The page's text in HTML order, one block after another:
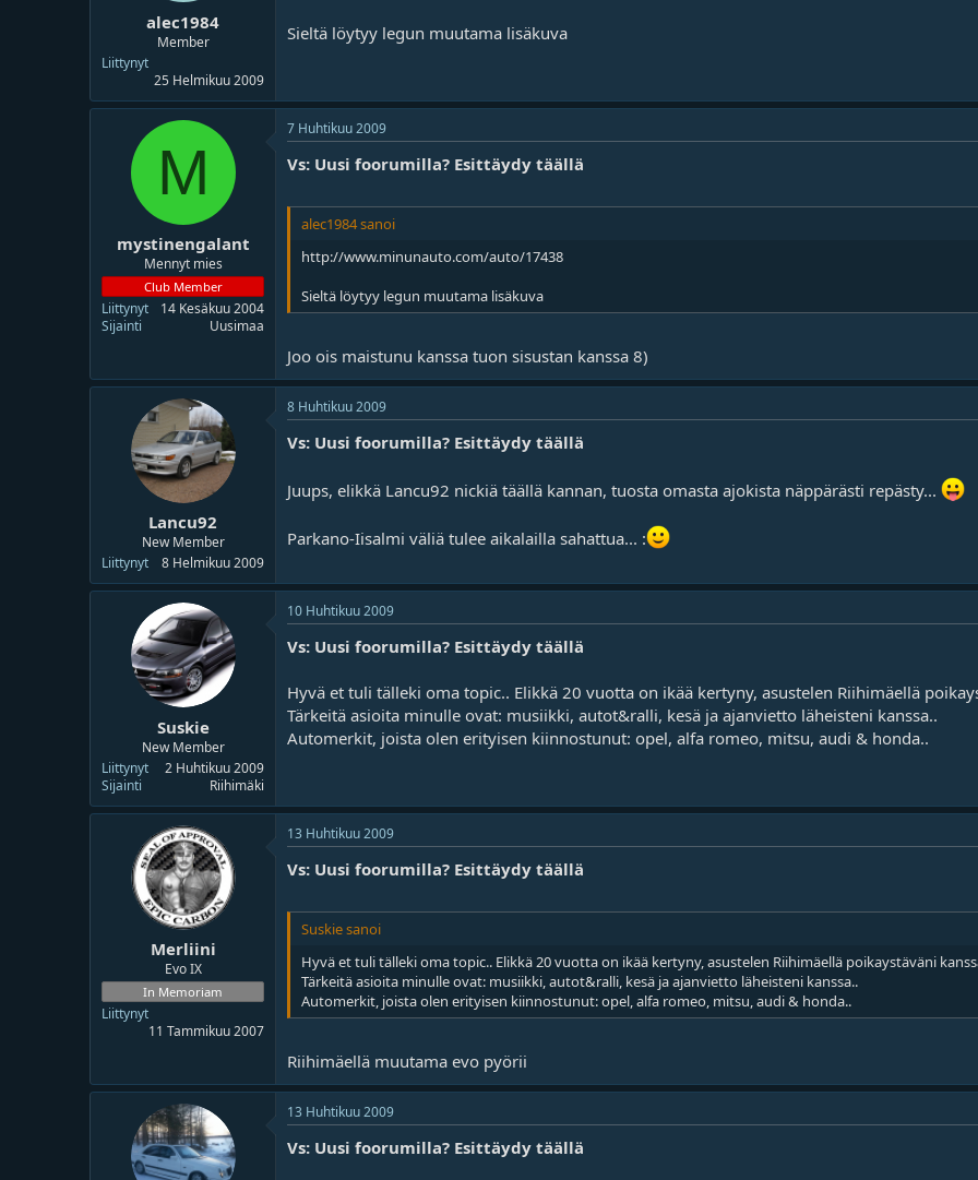
alec1984
Member
Liittynyt
25 Helmikuu 2009
Sieltä löytyy legun muutama lisäkuva
M
mystinengalant
Mennyt mies
Club Member
Liittynyt
14 Kesäkuu 2004
Sijainti
Uusimaa
7 Huhtikuu 2009
Vs: Uusi foorumilla? Esittäydy täällä
alec1984 sanoi
http://www.minunauto.com/auto/17438
Sieltä löytyy legun muutama lisäkuva
Joo ois maistunu kanssa tuon sisustan kanssa 8)
Lancu92
New Member
Liittynyt
8 Helmikuu 2009
8 Huhtikuu 2009
Vs: Uusi foorumilla? Esittäydy täällä
Juups, elikkä Lancu92 nickiä täällä kannan, tuosta omasta ajokista näppärästi repästy...
Parkano-Iisalmi väliä tulee aikalailla sahattua... :
Suskie
New Member
Liittynyt
2 Huhtikuu 2009
Sijainti
Riihimäki
10 Huhtikuu 2009
Vs: Uusi foorumilla? Esittäydy täällä
Hyvä et tuli tälleki oma topic.. Elikkä 20 vuotta on ikää kertyny, asustelen Riihimäellä
Tärkeitä asioita minulle ovat: musiikki, autot&ralli, kesä ja ajanvietto läheisteni kanssa..
Automerkit, joista olen erityisen kiinnostunut: opel, alfa romeo, mitsu, audi & honda..
Merliini
Evo IX
In Memoriam
Liittynyt
11 Tammikuu 2007
13 Huhtikuu 2009
Vs: Uusi foorumilla? Esittäydy täällä
Suskie sanoi
Hyvä et tuli tälleki oma topic.. Elikkä 20 vuotta on ikää kertyny, asustelen Riihimäellä poikaystäväni
Tärkeitä asioita minulle ovat: musiikki, autot&ralli, kesä ja ajanvietto läheisteni kanssa..
Automerkit, joista olen erityisen kiinnostunut: opel, alfa romeo, mitsu, audi & honda..
Riihimäellä muutama evo pyörii
13 Huhtikuu 2009
Vs: Uusi foorumilla? Esittäydy täällä